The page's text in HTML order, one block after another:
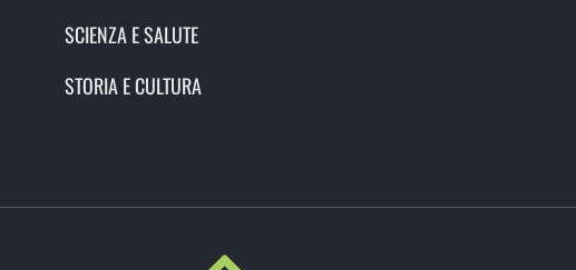
SCIENZA E SALUTE
STORIA E CULTURA